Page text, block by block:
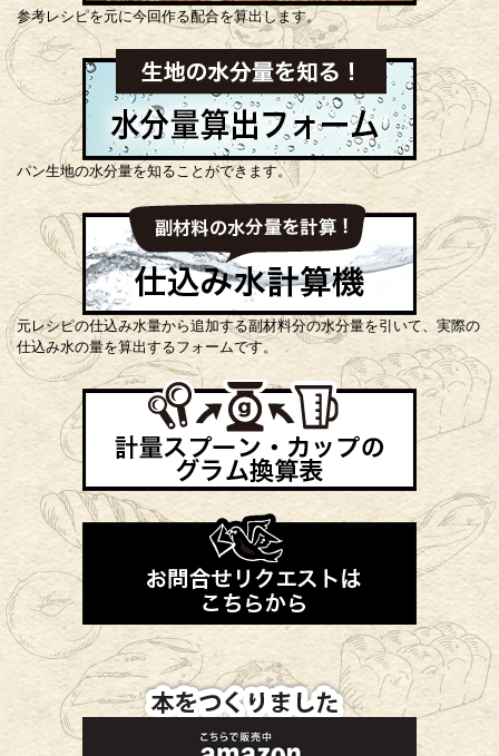
参考レシピを元に今回作る配合を算出します。
パン生地の水分量を知ることができます。
元レシピの仕込み水量から追加する副材料分の水分量を引いて、実際の
仕込み水の量を算出するフォームです。